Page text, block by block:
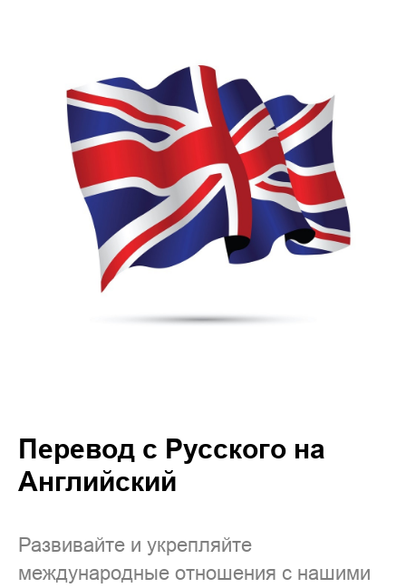
Перевод с Русского на
Английский
Развивайте и укрепляйте
международные отношения с нашими